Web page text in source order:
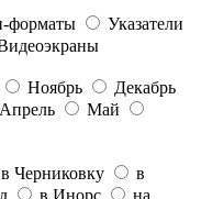
форматы
Указатели
Ноябрь
Декабрь
Апрель
Май
в Черниковку
в